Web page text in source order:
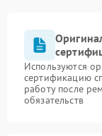
Используются
сертификацию
работу после
обязательств